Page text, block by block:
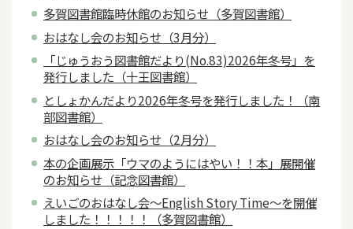
多賀図書館臨時休館のお知らせ（多賀図書館）
おはなし会のお知らせ（3月分）
「じゅうおう図書館だより(No.83)2026年冬号」を
発行しました（十王図書館）
としょかんだより2026年冬号を発行しました！（南
部図書館）
おはなし会のお知らせ（2月分）
本の企画展示「ウマのようにはやい！！本」展開催
のお知らせ（記念図書館）
えいごのおはなし会～English Story Time～を開催
しました！！！！！（多賀図書館）